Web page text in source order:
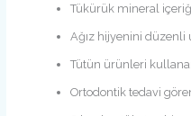
Tükürük mineral
Ağız hijyenini
Tütün ürünleri
Ortodontik tedavi